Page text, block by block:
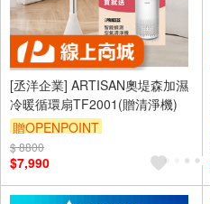
[丞洋企業] ARTISAN奧堤森加濕
冷暖循環扇TF2001(贈清淨機)
贈OPENPOINT
$ 8800
$7,990